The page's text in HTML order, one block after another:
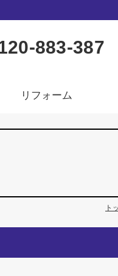
883-387
リフォーム
ト